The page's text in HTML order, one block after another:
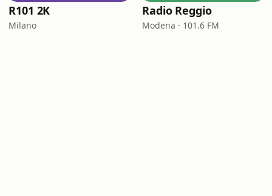
R101 2K
Milano
Radio Reggio
Modena · 101.6 FM